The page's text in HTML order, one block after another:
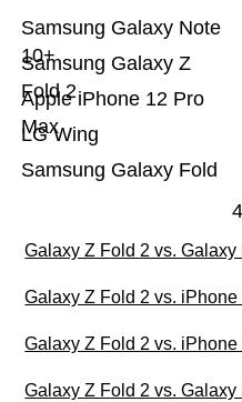
Samsung Galaxy Fold
LG Wing
Apple iPhone 12 Pro
Max
Samsung Galaxy Z
Fold 2
Samsung Galaxy Note
10+
Galaxy Z Fold 2 vs. Galaxy
Galaxy Z Fold 2 vs. iPhone
Galaxy Z Fold 2 vs. iPhone
Galaxy Z Fold 2 vs. Galaxy